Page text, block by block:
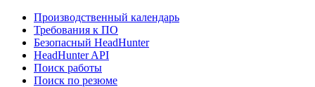
Производственный календарь
Требования к ПО
Безопасный HeadHunter
HeadHunter API
Поиск работы
Поиск по резюме